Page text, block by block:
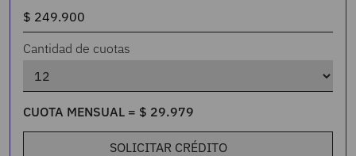
Cantidad de cuotas
CUOTA MENSUAL = $ 29.979
SOLICITAR CRÉDITO